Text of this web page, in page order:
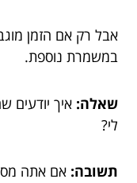
אבל רק אם הזמן
במשמרת נוספת.
שאלה: איך יודעים
לי?
תשובה: אם אתה